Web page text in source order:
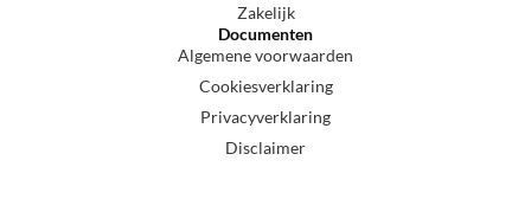
Zakelijk
Documenten
Algemene voorwaarden
Cookiesverklaring
Privacyverklaring
Disclaimer